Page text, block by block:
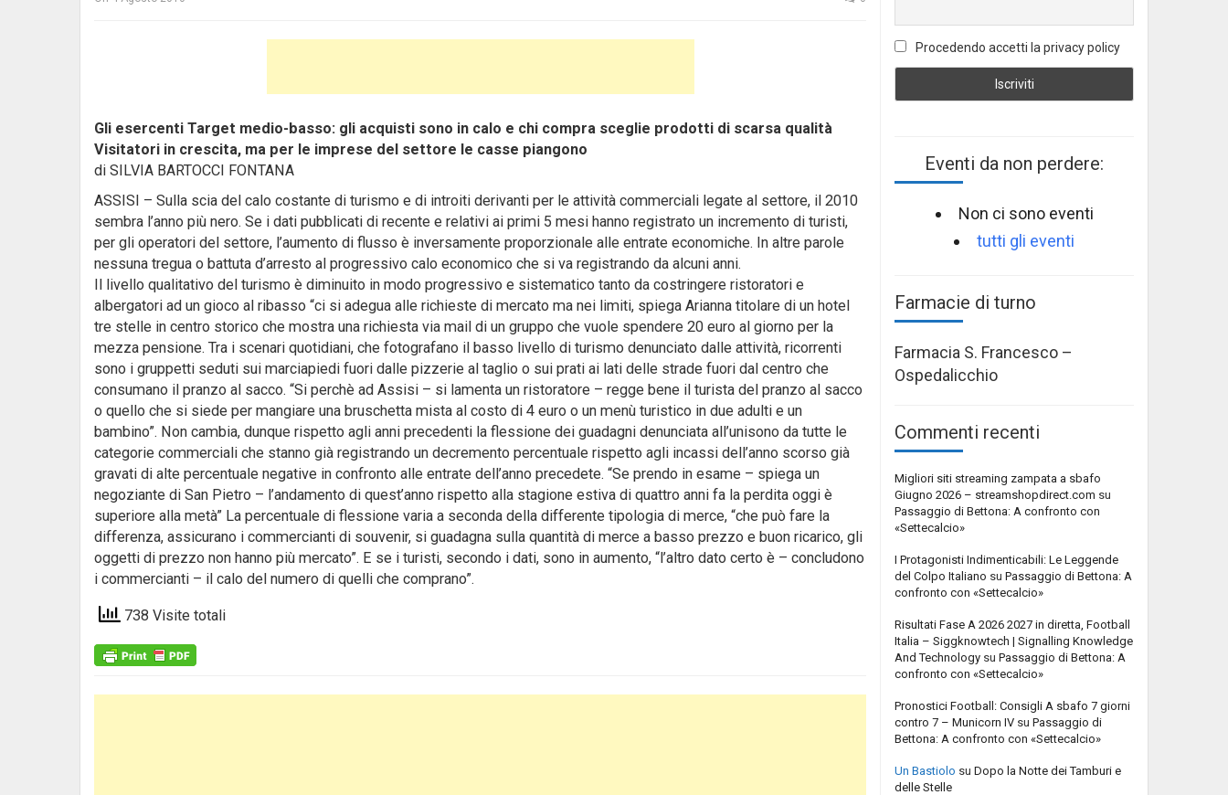
Gli esercenti Target medio-basso: gli acquisti sono in calo e chi compra sceglie prodotti di scarsa qualità
Visitatori in crescita, ma per le imprese del settore le casse piangono
di SILVIA BARTOCCI FONTANA
ASSISI – Sulla scia del calo costante di turismo e di introiti derivanti per le attività commerciali legate al settore, il 2010
sembra l’anno più nero. Se i dati pubblicati di recente e relativi ai primi 5 mesi hanno registrato un incremento di turisti,
per gli operatori del settore, l’aumento di flusso è inversamente proporzionale alle entrate economiche. In altre parole
nessuna tregua o battuta d’arresto al progressivo calo economico che si va registrando da alcuni anni.
Il livello qualitativo del turismo è diminuito in modo progressivo e sistematico tanto da costringere ristoratori e
albergatori ad un gioco al ribasso “ci si adegua alle richieste di mercato ma nei limiti, spiega Arianna titolare di un hotel
tre stelle in centro storico che mostra una richiesta via mail di un gruppo che vuole spendere 20 euro al giorno per la
mezza pensione. Tra i scenari quotidiani, che fotografano il basso livello di turismo denunciato dalle attività, ricorrenti
sono i gruppetti seduti sui marciapiedi fuori dalle pizzerie al taglio o sui prati ai lati delle strade fuori dal centro che
consumano il pranzo al sacco. “Si perchè ad Assisi – si lamenta un ristoratore – regge bene il turista del pranzo al sacco
o quello che si siede per mangiare una bruschetta mista al costo di 4 euro o un menù turistico in due adulti e un
bambino”. Non cambia, dunque rispetto agli anni precedenti la flessione dei guadagni denunciata all’unisono da tutte le
categorie commerciali che stanno già registrando un decremento percentuale rispetto agli incassi dell’anno scorso già
gravati di alte percentuale negative in confronto alle entrate dell’anno precedete. “Se prendo in esame – spiega un
negoziante di San Pietro – l’andamento di quest’anno rispetto alla stagione estiva di quattro anni fa la perdita oggi è
superiore alla metà” La percentuale di flessione varia a seconda della differente tipologia di merce, “che può fare la
differenza, assicurano i commercianti di souvenir, si guadagna sulla quantità di merce a basso prezzo e buon ricarico, gli
oggetti di prezzo non hanno più mercato”. E se i turisti, secondo i dati, sono in aumento, “l’altro dato certo è – concludono
i commercianti – il calo del numero di quelli che comprano”.
738 Visite totali
Procedendo accetti la privacy policy
Eventi da non perdere:
Non ci sono eventi
tutti gli eventi
Farmacie di turno
Farmacia S. Francesco –
Ospedalicchio
Commenti recenti
Migliori siti streaming zampata a sbafo
Giugno 2026 – streamshopdirect.com su
Passaggio di Bettona: A confronto con
«Settecalcio»
I Protagonisti Indimenticabili: Le Leggende
del Colpo Italiano su Passaggio di Bettona: A
confronto con «Settecalcio»
Risultati Fase A 2026 2027 in diretta, Football
Italia – Siggknowtech | Signalling Knowledge
And Technology su Passaggio di Bettona: A
confronto con «Settecalcio»
Pronostici Football: Consigli A sbafo 7 giorni
contro 7 – Municorn IV su Passaggio di
Bettona: A confronto con «Settecalcio»
Un Bastiolo su Dopo la Notte dei Tamburi e
delle Stelle